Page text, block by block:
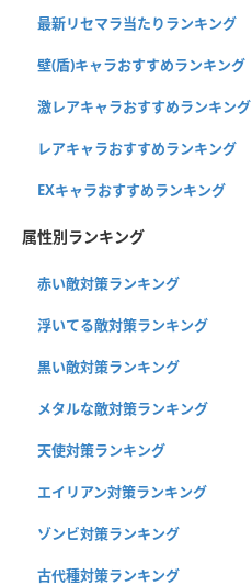
最新リセマラ当たりランキング
壁(盾)キャラおすすめランキング
激レアキャラおすすめランキング
レアキャラおすすめランキング
EXキャラおすすめランキング
属性別ランキング
赤い敵対策ランキング
浮いてる敵対策ランキング
黒い敵対策ランキング
メタルな敵対策ランキング
天使対策ランキング
エイリアン対策ランキング
ゾンビ対策ランキング
古代種対策ランキング